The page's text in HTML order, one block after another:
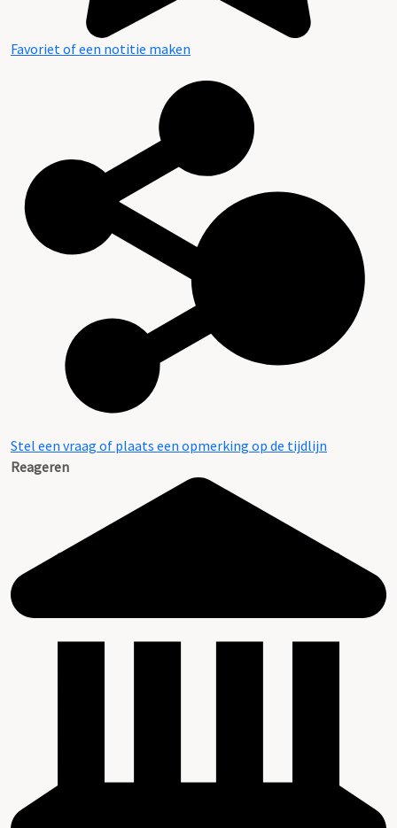
Favoriet of een notitie maken
Stel een vraag of plaats een opmerking op de tijdlijn
Reageren